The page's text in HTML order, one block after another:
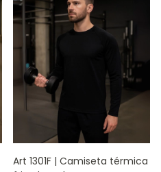
Art 1301F | Camiseta térmica